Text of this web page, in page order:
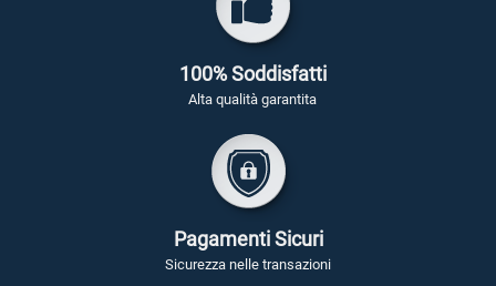
100% Soddisfatti
Alta qualità garantita
Pagamenti Sicuri
Sicurezza nelle transazioni